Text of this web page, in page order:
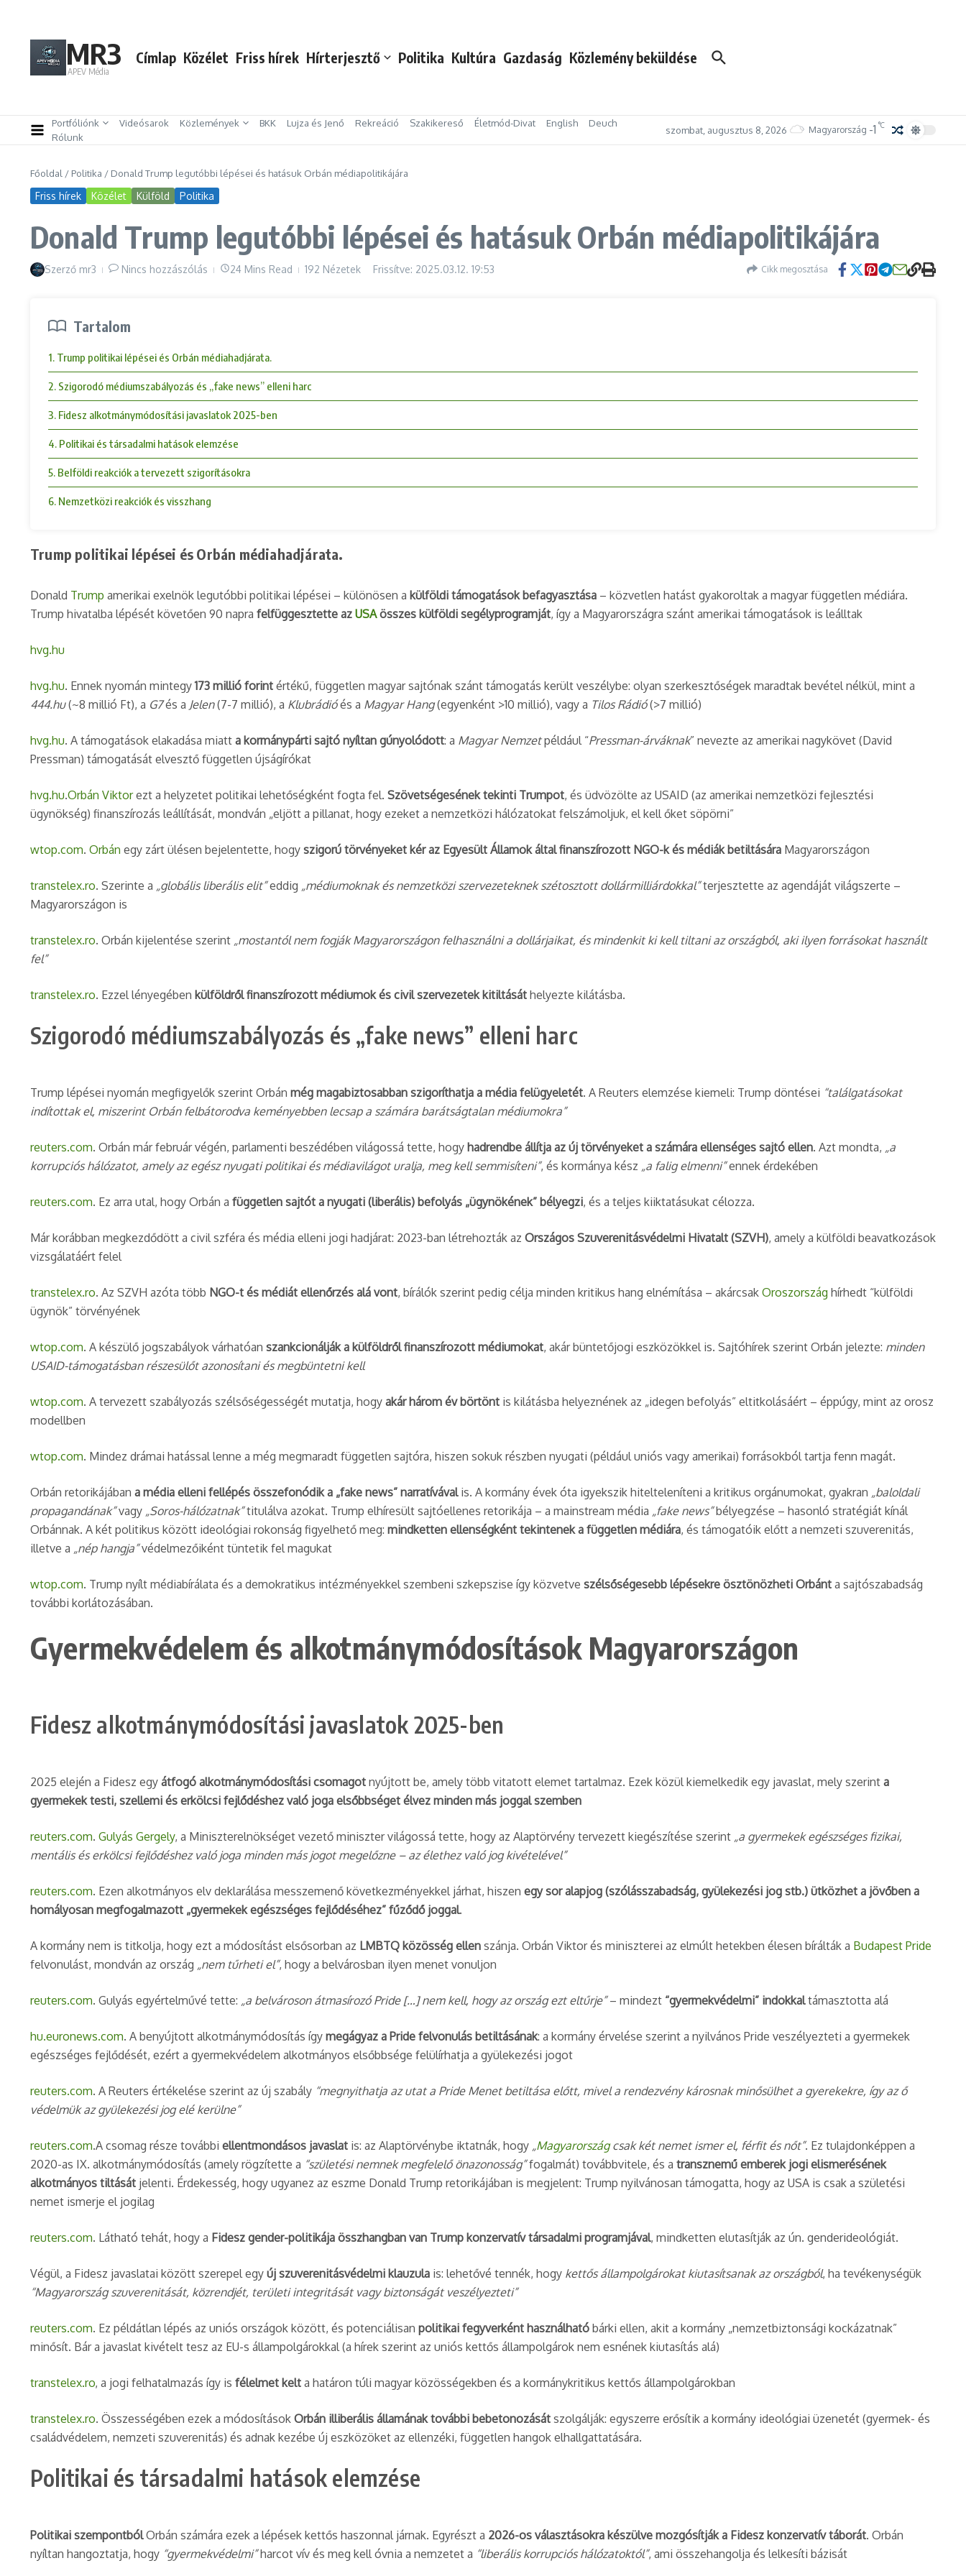
MR3
APEV Média
Címlap Közélet Friss hírek Hírterjesztő Politika Kultúra Gazdaság Közlemény beküldése
Portfóliónk Videósarok Közlemények BKK Lujza és Jenő Rekreáció Szakikereső Életmód-Divat English
Deuch
Rólunk
szombat, augusztus 8, 2026 Magyarország -1 °C
Főoldal / Politika / Donald Trump legutóbbi lépései és hatásuk Orbán médiapolitikájára
Friss hírek Közélet Külföld Politika
Donald Trump legutóbbi lépései és hatásuk Orbán médiapolitikájára
Szerző mr3 Nincs hozzászólás 24 Mins Read 192 Nézetek Frissítve: 2025.03.12. 19:53 Cikk megosztása
Tartalom
1. Trump politikai lépései és Orbán médiahadjárata.
2. Szigorodó médiumszabályozás és „fake news” elleni harc
3. Fidesz alkotmánymódosítási javaslatok 2025-ben
4. Politikai és társadalmi hatások elemzése
5. Belföldi reakciók a tervezett szigorításokra
6. Nemzetközi reakciók és visszhang
Trump politikai lépései és Orbán médiahadjárata.
Donald Trump amerikai exelnök legutóbbi politikai lépései – különösen a külföldi támogatások befagyasztása – közvetlen hatást gyakoroltak a magyar független médiára.
Trump hivatalba lépését követően 90 napra felfüggesztette az USAösszes külföldi segélyprogramját, így a Magyarországra szánt amerikai támogatások is leálltak​
hvg.hu
hvg.hu. Ennek nyomán mintegy173 millió forint értékű, független magyar sajtónak szánt támogatás került veszélybe: olyan szerkesztőségek maradtak bevétel nélkül, mint a
444.hu(~8 millió Ft), a G7és a Jelen(7-7 millió), a Klubrádióés a Magyar Hang(egyenként >10 millió), vagy a Tilos Rádió(>7 millió)​
hvg.hu. A támogatások elakadása miatt a kormánypárti sajtó nyíltan gúnyolódott: a Magyar Nemzetpéldául “Pressman-árváknak” nevezte az amerikai nagykövet (David
Pressman) támogatását elvesztő független újságírókat​
hvg.hu.Orbán Viktorezt a helyzetet politikai lehetőségként fogta fel. Szövetségesének tekinti Trumpot, és üdvözölte az USAID (az amerikai nemzetközi fejlesztési
ügynökség) finanszírozás leállítását, mondván „eljött a pillanat, hogy ezeket a nemzetközi hálózatokat felszámoljuk, el kell őket söpörni”​
wtop.com. Orbán egy zárt ülésen bejelentette, hogy szigorú törvényeket kér az Egyesült Államok által finanszírozott NGO-k és médiák betiltására Magyarországon​
transtelex.ro. Szerinte a „globális liberális elit”eddig „médiumoknak és nemzetközi szervezeteknek szétosztott dollármilliárdokkal”terjesztette az agendáját világszerte –
Magyarországon is​
transtelex.ro. Orbán kijelentése szerint „mostantól nem fogják Magyarországon felhasználni a dollárjaikat, és mindenkit ki kell tiltani az országból, aki ilyen forrásokat használt
fel”
transtelex.ro. Ezzel lényegében külföldről finanszírozott médiumok és civil szervezetek kitiltását helyezte kilátásba.
Szigorodó médiumszabályozás és „fake news” elleni harc
Trump lépései nyomán megfigyelők szerint Orbán még magabiztosabban szigoríthatja a média felügyeletét. A Reuters elemzése kiemeli: Trump döntései “találgatásokat
indítottak el, miszerint Orbán felbátorodva keményebben lecsap a számára barátságtalan médiumokra”
reuters.com. Orbán már február végén, parlamenti beszédében világossá tette, hogy hadrendbe állítja az új törvényeket a számára ellenséges sajtó ellen. Azt mondta, „a
korrupciós hálózatot, amely az egész nyugati politikai és médiavilágot uralja, meg kell semmisíteni”, és kormánya kész „a falig elmenni”ennek érdekében​
reuters.com. Ez arra utal, hogy Orbán a független sajtót a nyugati (liberális) befolyás „ügynökének” bélyegzi, és a teljes kiiktatásukat célozza.
Már korábban megkezdődött a civil szféra és média elleni jogi hadjárat: 2023-ban létrehozták az Országos Szuverenitásvédelmi Hivatalt (SZVH), amely a külföldi beavatkozások
vizsgálatáért felel​
transtelex.ro. Az SZVH azóta több NGO-t és médiát ellenőrzés alá vont, bírálók szerint pedig célja minden kritikus hang elnémítása – akárcsak Oroszország hírhedt “külföldi
ügynök” törvényének​
wtop.com. A készülő jogszabályok várhatóan szankcionálják a külföldről finanszírozott médiumokat, akár büntetőjogi eszközökkel is. Sajtóhírek szerint Orbán jelezte: minden
USAID-támogatásban részesülőt azonosítani és megbüntetni kell
wtop.com. A tervezett szabályozás szélsőségességét mutatja, hogy akár három év börtönt is kilátásba helyeznének az „idegen befolyás” eltitkolásáért – éppúgy, mint az orosz
modellben​
wtop.com. Mindez drámai hatással lenne a még megmaradt független sajtóra, hiszen sokuk részben nyugati (például uniós vagy amerikai) forrásokból tartja fenn magát.
Orbán retorikájában a média elleni fellépés összefonódik a „fake news” narratívávalis. A kormány évek óta igyekszik hitelteleníteni a kritikus orgánumokat, gyakran „baloldali
propagandának”vagy „Soros-hálózatnak”titulálva azokat. Trump elhíresült sajtóellenes retorikája – a mainstream média „fake news”bélyegzése – hasonló stratégiát kínál
Orbánnak. A két politikus között ideológiai rokonság figyelhető meg: mindketten ellenségként tekintenek a független médiára, és támogatóik előtt a nemzeti szuverenitás,
illetve a „nép hangja”védelmezőiként tüntetik fel magukat​
wtop.com. Trump nyílt médiabírálata és a demokratikus intézményekkel szembeni szkepszise így közvetve szélsőségesebb lépésekre ösztönözheti Orbánt a sajtószabadság
további korlátozásában.
Gyermekvédelem és alkotmánymódosítások Magyarországon
Fidesz alkotmánymódosítási javaslatok 2025-ben
2025 elején a Fidesz egy átfogó alkotmánymódosítási csomagot nyújtott be, amely több vitatott elemet tartalmaz. Ezek közül kiemelkedik egy javaslat, mely szerint a
gyermekek testi, szellemi és erkölcsi fejlődéshez való joga elsőbbséget élvez minden más joggal szemben
reuters.com. Gulyás Gergely, a Miniszterelnökséget vezető miniszter világossá tette, hogy az Alaptörvény tervezett kiegészítése szerint „a gyermekek egészséges fizikai,
mentális és erkölcsi fejlődéshez való joga minden más jogot megelőzne – az élethez való jog kivételével”
reuters.com. Ezen alkotmányos elv deklarálása messzemenő következményekkel járhat, hiszen egy sor alapjog (szólásszabadság, gyülekezési jog stb.) ütközhet a jövőben a
homályosan megfogalmazott „gyermekek egészséges fejlődéséhez” fűződő joggal.
A kormány nem is titkolja, hogy ezt a módosítást elsősorban az LMBTQ közösség ellen szánja. Orbán Viktor és miniszterei az elmúlt hetekben élesen bírálták a Budapest Pride
felvonulást, mondván az ország „nem tűrheti el”, hogy a belvárosban ilyen menet vonuljon​
reuters.com. Gulyás egyértelművé tette: „a belvároson átmasírozó Pride […] nem kell, hogy az ország ezt eltűrje”– mindezt “gyermekvédelmi” indokkaltámasztotta alá​
hu.euronews.com. A benyújtott alkotmánymódosítás így megágyaz a Pride felvonulás betiltásának: a kormány érvelése szerint a nyilvános Pride veszélyezteti a gyermekek
egészséges fejlődését, ezért a gyermekvédelem alkotmányos elsőbbsége felülírhatja a gyülekezési jogot​
reuters.com. A Reuters értékelése szerint az új szabály “megnyithatja az utat a Pride Menet betiltása előtt, mivel a rendezvény károsnak minősülhet a gyerekekre, így az ő
védelmük az gyülekezési jog elé kerülne”
reuters.com.A csomag része további ellentmondásos javaslat is: az Alaptörvénybe iktatnák, hogy „Magyarországcsak két nemet ismer el, férfit és nőt”. Ez tulajdonképpen a
2020-as IX. alkotmánymódosítás (amely rögzítette a “születési nemnek megfelelő önazonosság”fogalmát) továbbvitele, és a transznemű emberek jogi elismerésének
alkotmányos tiltását jelenti. Érdekesség, hogy ugyanez az eszme Donald Trump retorikájában is megjelent: Trump nyilvánosan támogatta, hogy az USA is csak a születési
nemet ismerje el jogilag​
reuters.com. Látható tehát, hogy a Fidesz gender-politikája összhangban van Trump konzervatív társadalmi programjával, mindketten elutasítják az ún. genderideológiát.
Végül, a Fidesz javaslatai között szerepel egy új szuverenitásvédelmi klauzula is: lehetővé tennék, hogy kettős állampolgárokat kiutasítsanak az országból, ha tevékenységük
“Magyarország szuverenitását, közrendjét, területi integritását vagy biztonságát veszélyezteti”
reuters.com. Ez példátlan lépés az uniós országok között, és potenciálisan politikai fegyverként használható bárki ellen, akit a kormány „nemzetbiztonsági kockázatnak”
minősít. Bár a javaslat kivételt tesz az EU-s állampolgárokkal (a hírek szerint az uniós kettős állampolgárok nem esnének kiutasítás alá)​
transtelex.ro, a jogi felhatalmazás így is félelmet kelt a határon túli magyar közösségekben és a kormánykritikus kettős állampolgárokban​
transtelex.ro. Összességében ezek a módosítások Orbán illiberális államának további bebetonozását szolgálják: egyszerre erősítik a kormány ideológiai üzenetét (gyermek- és
családvédelem, nemzeti szuverenitás) és adnak kezébe új eszközöket az ellenzéki, független hangok elhallgattatására.
Politikai és társadalmi hatások elemzése
Politikai szempontbólOrbán számára ezek a lépések kettős haszonnal járnak. Egyrészt a 2026-os választásokra készülve mozgósítják a Fidesz konzervatív táborát. Orbán
nyíltan hangoztatja, hogy “gyermekvédelmi”harcot vív és meg kell óvnia a nemzetet a “liberális korrupciós hálózatoktól”, ami összehangolja és lelkesíti bázisát​